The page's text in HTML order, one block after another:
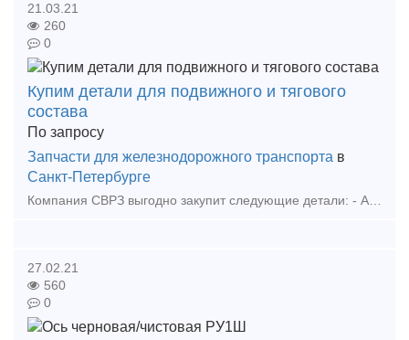
21.03.21
260
0
Купим детали для подвижного и тягового
состава
По запросу
Запчасти для железнодорожного транспорта в
Санкт-Петербурге
27.02.21
560
0